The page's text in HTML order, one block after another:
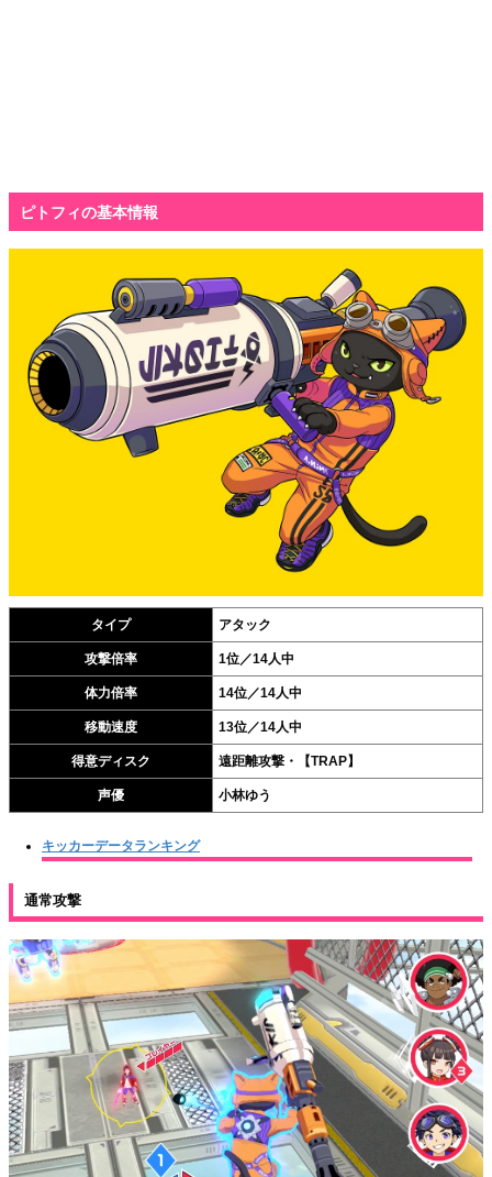
ピトフィの基本情報
タイプ アタック
攻撃倍率 1位／14人中
体力倍率 14位／14人中
移動速度 13位／14人中
得意ディスク 遠距離攻撃・【TRAP】
声優 小林ゆう
キッカーデータランキング
通常攻撃